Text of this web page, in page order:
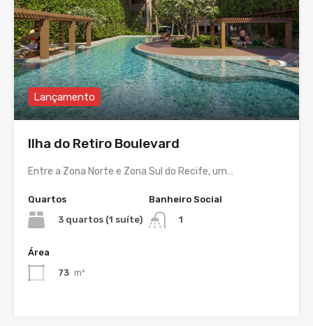
Lançamento
Ilha do Retiro Boulevard
Entre a Zona Norte e Zona Sul do Recife, um…
Quartos
3 quartos (1 suíte)
Banheiro Social
1
Área
73 m²